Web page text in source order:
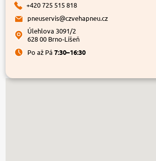
+420 725 515 818
pneuservis@czvehapneu.cz
Úlehlova 3091/2
628 00 Brno-Líšeň
Po až Pá7:30–16:30